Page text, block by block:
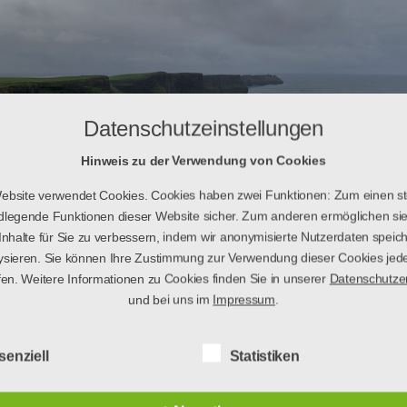
die Möglichkeit für ein
machen! Wir hatten das Glück durch
viele internationale Freunde zu
Datenschutzeinstellungen
Hinweis zu der Verwendung von Cookies
verwendet Cookies. Cookies haben zwei Funktionen: Zum einen
Funktionen dieser Website sicher. Zum anderen ermöglichen
für Sie zu verbessern, indem wir anonymisierte Nutzerdaten
Sie können Ihre Zustimmung zur Verwendung dieser Cookies
Weitere Informationen zu Cookies finden Sie in unserer
und bei uns im Impressum.
Statistiken